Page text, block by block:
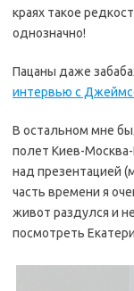
краях такое
однозначно!
Пацаны даже
интервью с
В остальном мне
полет Киев-Москва-
над презентацией
часть времени я
живот раздулся и
посмотреть